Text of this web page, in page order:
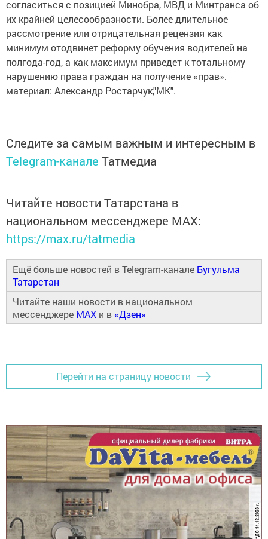
согласиться с позицией Минобра, МВД и Минтранса об
их крайней целесообразности. Более длительное
рассмотрение или отрицательная рецензия как
минимум отодвинет реформу обучения водителей на
полгода-год, а как максимум приведет к тотальному
нарушению права граждан на получение «прав».
материал: Александр Ростарчук,"МК".
Следите за самым важным и интересным в
Telegram-канале Татмедиа
Читайте новости Татарстана в
национальном мессенджере MАХ:
https://max.ru/tatmedia
Ещё больше новостей в Telegram-канале Бугульма
Татарстан
Читайте наши новости в национальном
мессенджере MAX и в «Дзен»
Перейти на страницу новости